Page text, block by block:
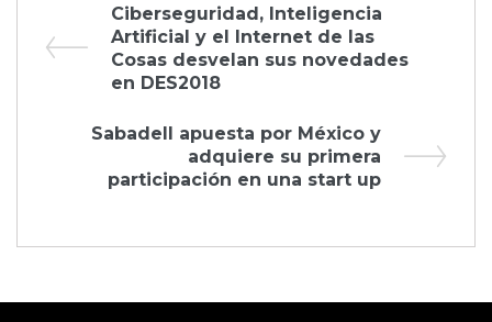
Navegación
de
entradas
Previous
Post
Ciberseguridad, Inteligencia
Artificial y el Internet de las
Cosas desvelan sus novedades
en DES2018
Next
Sabadell apuesta por México y
adquiere su primera
participación en una start up